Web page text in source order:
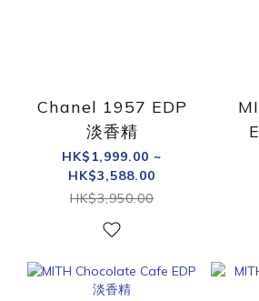
Chanel 1957 EDP
淡香精
HK$1,999.00 ~
HK$3,588.00
HK$3,950.00